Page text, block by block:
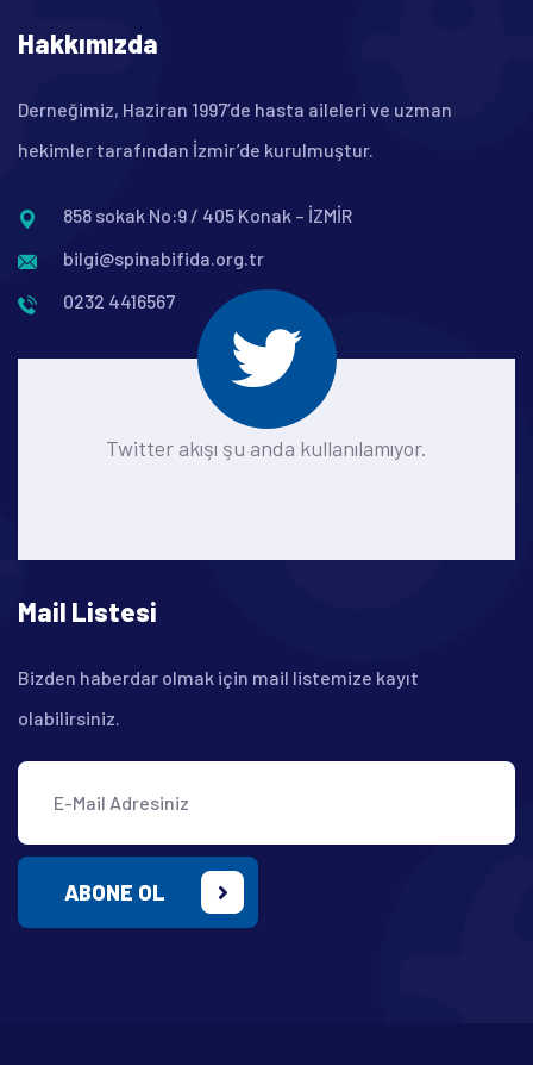
Hakkımızda
Derneğimiz, Haziran 1997’de hasta aileleri ve uzman
hekimler tarafından İzmir’de kurulmuştur.
858 sokak No:9 / 405 Konak – İZMİR
bilgi@spinabifida.org.tr
0232 4416567
Twitter akışı şu anda kullanılamıyor.
Mail Listesi
Bizden haberdar olmak için mail listemize kayıt
olabilirsiniz.
ABONE OL